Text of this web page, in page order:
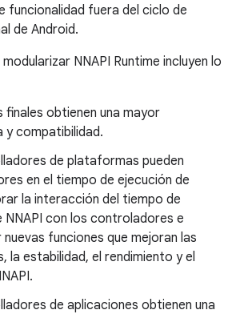
funcionalidad fuera del ciclo de
de Android.
NNAPI Runtime incluyen lo
finales obtienen una mayor
y compatibilidad.
de plataformas pueden
en el tiempo de ejecución de
la interacción del tiempo de
NNAPI con los controladores e
funciones que mejoran las
la estabilidad, el rendimiento y el
de aplicaciones obtienen una